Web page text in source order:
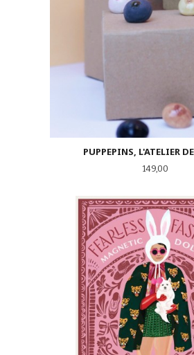
PUPPEPINS, L'ATELIER
Pris
149,00